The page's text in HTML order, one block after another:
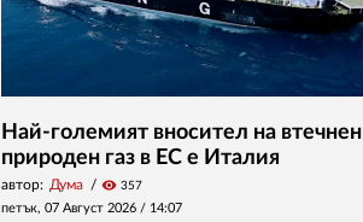
Най-големият вносител на втечнен
природен газ в ЕС е Италия
автор: Дума visibility 357
петък, 07 Август 2026 / 14:07